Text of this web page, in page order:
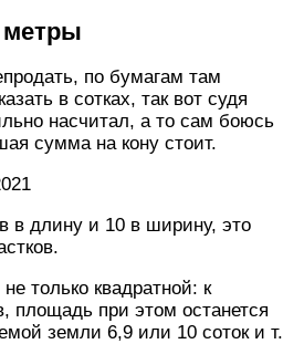
метры
по бумагам там
в сотках, так вот судя
насчитал, а то сам боюсь
сумма на кону стоит.
в длину и 10 в ширину, это
только квадратной: к
площадь при этом останется
земли 6,9 или 10 соток и т.